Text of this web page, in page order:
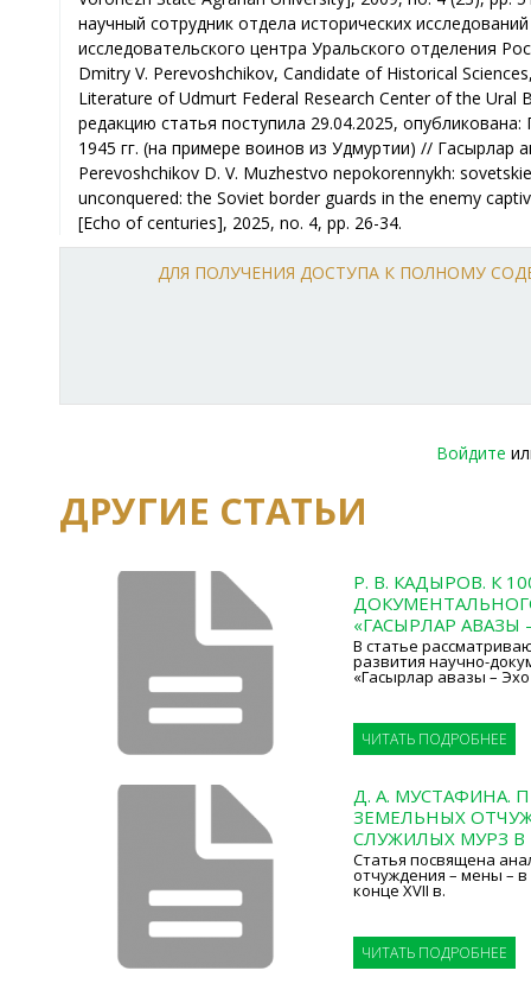
ДЛЯ ПОЛУЧЕНИЯ ДОСТУПА К ПОЛНОМУ
Войдите
ДРУГИЕ СТАТЬИ
Р. В. КАДЫРОВ. К
«ГАСЫРЛАР АВАЗЫ
В статье
развития научно-
«Гасырлар авазы –
ЧИТАТЬ ПОДРОБНЕЕ
Д. А. МУСТАФИНА.
ЗЕМЕЛЬНЫХ
СЛУЖИЛЫХ МУРЗ В
Статья посвящена
отчуждения – мены –
конце XVII в.
ЧИТАТЬ ПОДРОБНЕЕ